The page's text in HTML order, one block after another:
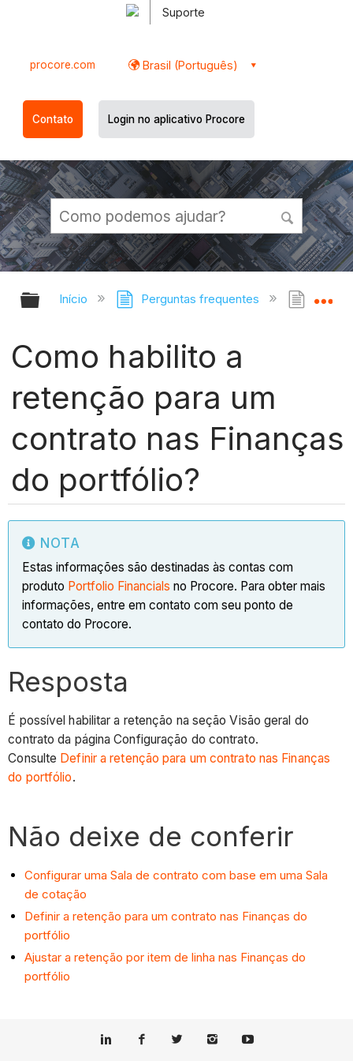
Suporte
procore.com Brasil (Português)
Contato Login no aplicativo Procore
Expandir/recolher hierarquia
Início Perguntas frequentes
Como habilito a
retenção para um
contrato nas Finanças
do portfólio?
NOTA
Estas informações são destinadas às contas com
produto Portfolio Financials no Procore. Para obter mais
informações, entre em contato com seu ponto de
contato do Procore.
Resposta
É possível habilitar a retenção na seção Visão geral do
contrato da página Configuração do contrato.
Consulte Definir a retenção para um contrato nas Finanças
do portfólio.
Não deixe de conferir
Configurar uma Sala de contrato com base em uma Sala
de cotação
Definir a retenção para um contrato nas Finanças do
portfólio
Ajustar a retenção por item de linha nas Finanças do
portfólio